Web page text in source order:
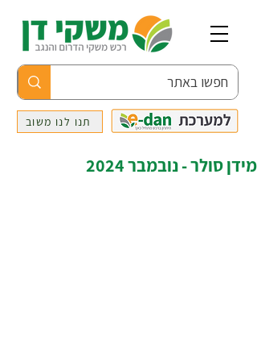
תנו לנו משוב
מידן סולר - נובמבר 2024